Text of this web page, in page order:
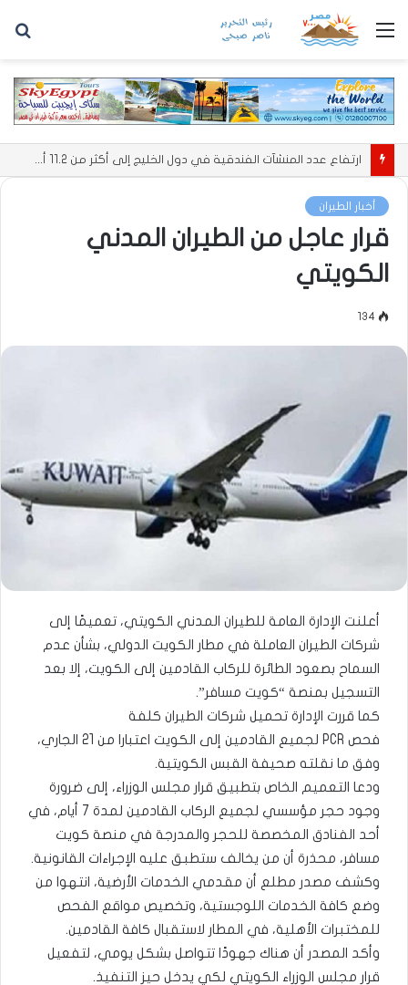
القائمة
ارتفاع عدد المنشآت الفندقية في دول الخليج إلى أكثر من 11.2 ألف منشأة
أخبار الطيران
قرار عاجل من الطيران المدني
الكويتي
134
أعلنت الإدارة العامة للطيران المدني الكويتي، تعميمًا إلى
شركات الطيران العاملة في مطار الكويت الدولي، بشأن عدم
السماح بصعود الطائرة للركاب القادمين إلى الكويت، إلا بعد
التسجيل بمنصة “كويت مسافر”.
كما قررت الإدارة تحميل شركات الطيران كلفة
فحص PCR لجميع القادمين إلى الكويت اعتبارا من 21 الجاري،
وفق ما نقلته صحيفة القبس الكويتية.
ودعا التعميم الخاص بتطبيق قرار مجلس الوزراء، إلى ضرورة
وجود حجر مؤسسي لجميع الركاب القادمين لمدة 7 أيام، في
أحد الفنادق المخصصة للحجر والمدرجة في منصة كويت
مسافر، محذرة أن من يخالف ستطبق عليه الإجراءات القانونية.
وكشف مصدر مطلع أن مقدمي الخدمات الأرضية، انتهوا من
وضع كافة الخدمات اللوجستية، وتخصيص مواقع الفحص
للمختبرات الأهلية، في المطار لاستقبال كافة القادمين.
وأكد المصدر أن هناك جهودًا تتواصل بشكل يومي، لتفعيل
قرار مجلس الوزراء الكويتي لكي يدخل حيز التنفيذ.